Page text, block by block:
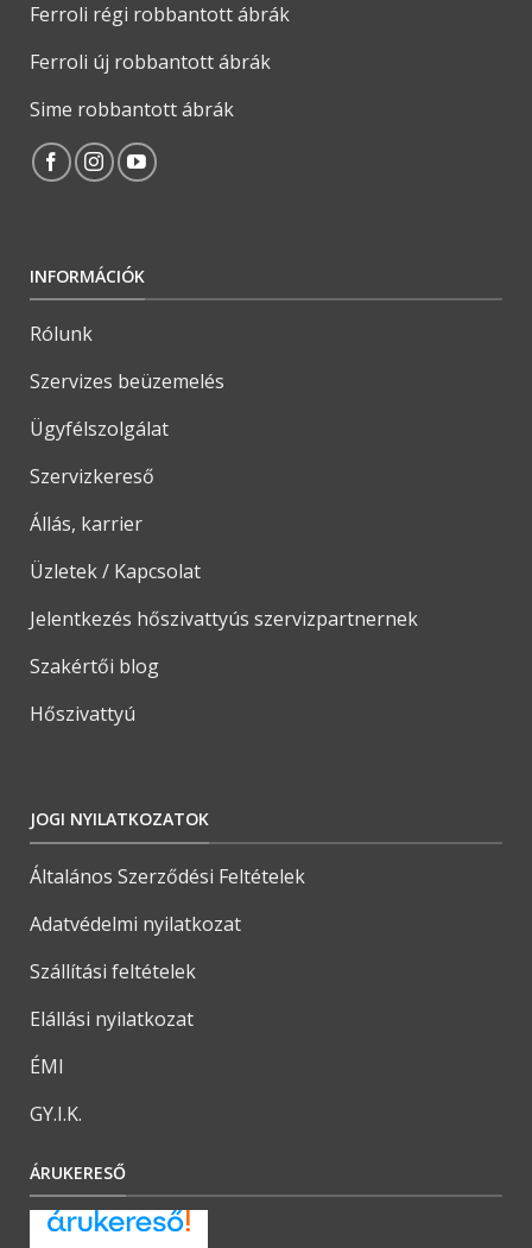
Ferroli régi robbantott ábrák
Ferroli új robbantott ábrák
Sime robbantott ábrák
INFORMÁCIÓK
Rólunk
Szervizes beüzemelés
Ügyfélszolgálat
Szervizkereső
Állás, karrier
Üzletek / Kapcsolat
Jelentkezés hőszivattyús szervizpartnernek
Szakértői blog
Hőszivattyú
JOGI NYILATKOZATOK
Általános Szerződési Feltételek
Adatvédelmi nyilatkozat
Szállítási feltételek
Elállási nyilatkozat
ÉMI
GY.I.K.
ÁRUKERESŐ